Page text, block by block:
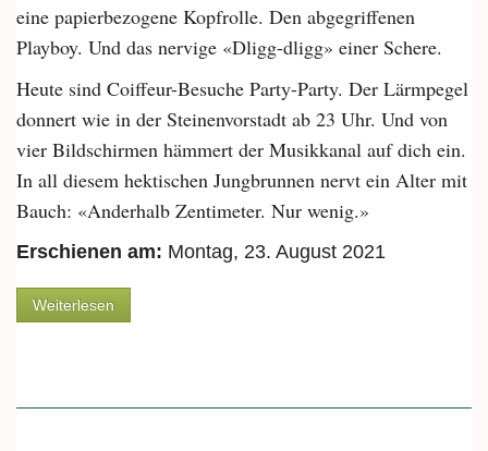
eine papierbezogene Kopfrolle. Den abgegriffenen
Playboy. Und das nervige «Dligg-dligg» einer Schere.
Heute sind Coiffeur-Besuche Party-Party. Der Lärmpegel
donnert wie in der Steinenvorstadt ab 23 Uhr. Und von
vier Bildschirmen hämmert der Musikkanal auf dich ein.
In all diesem hektischen Jungbrunnen nervt ein Alter mit
Bauch: «Anderhalb Zentimeter. Nur wenig.»
Erschienen am: Montag, 23. August 2021
Weiterlesen